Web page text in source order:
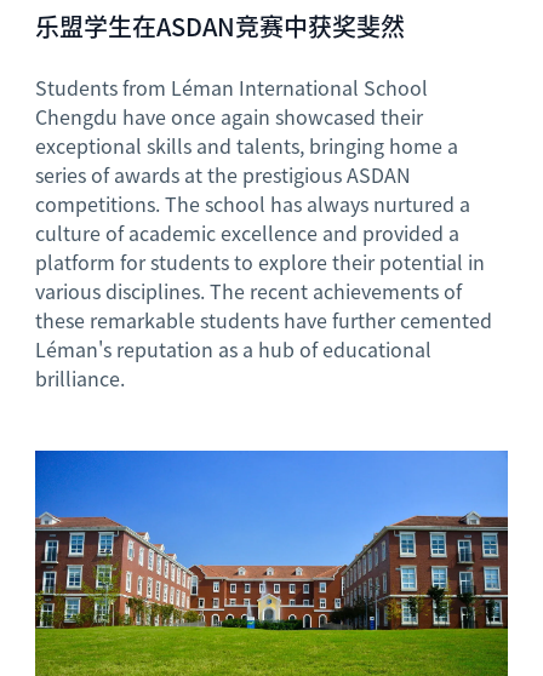
乐盟学生在ASDAN竞赛中获奖斐然
Students from Léman International School
Chengdu have once again showcased their
exceptional skills and talents, bringing home a
series of awards at the prestigious ASDAN
competitions. The school has always nurtured a
culture of academic excellence and provided a
platform for students to explore their potential in
various disciplines. The recent achievements of
these remarkable students have further cemented
Léman's reputation as a hub of educational
brilliance.